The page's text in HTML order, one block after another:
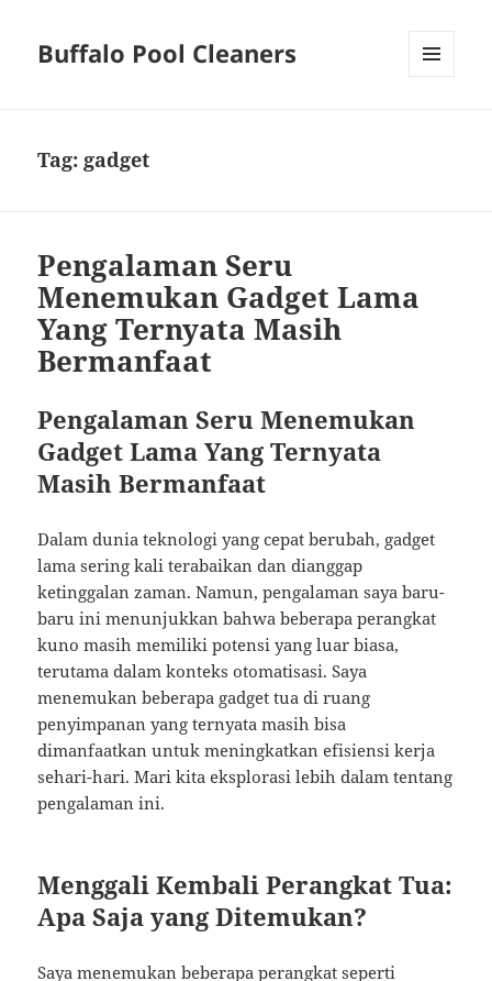
Buffalo Pool Cleaners
Tag: gadget
Pengalaman Seru
Menemukan Gadget Lama
Yang Ternyata Masih
Bermanfaat
Pengalaman Seru Menemukan
Gadget Lama Yang Ternyata
Masih Bermanfaat
Dalam dunia teknologi yang cepat berubah, gadget
lama sering kali terabaikan dan dianggap
ketinggalan zaman. Namun, pengalaman saya baru-
baru ini menunjukkan bahwa beberapa perangkat
kuno masih memiliki potensi yang luar biasa,
terutama dalam konteks otomatisasi. Saya
menemukan beberapa gadget tua di ruang
penyimpanan yang ternyata masih bisa
dimanfaatkan untuk meningkatkan efisiensi kerja
sehari-hari. Mari kita eksplorasi lebih dalam tentang
pengalaman ini.
Menggali Kembali Perangkat Tua:
Apa Saja yang Ditemukan?
Saya menemukan beberapa perangkat seperti